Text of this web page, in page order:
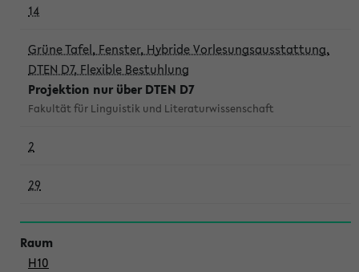
14
Grüne Tafel, Fenster, Hybride Vorlesungsausstattung,
DTEN D7, Flexible Bestuhlung
Projektion nur über DTEN D7
Fakultät für Linguistik und Literaturwissenschaft
2
29
H10